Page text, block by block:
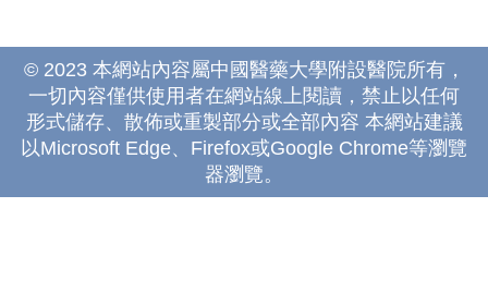
© 2023 本網站內容屬中國醫藥大學附設醫院所有，
一切內容僅供使用者在網站線上閱讀，禁止以任何
形式儲存、散佈或重製部分或全部內容 本網站建議
以Microsoft Edge、Firefox或Google Chrome等瀏覽
器瀏覽。